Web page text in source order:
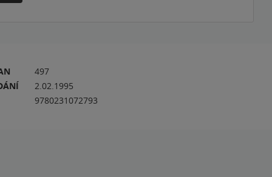
497
2.02.1995
9780231072793